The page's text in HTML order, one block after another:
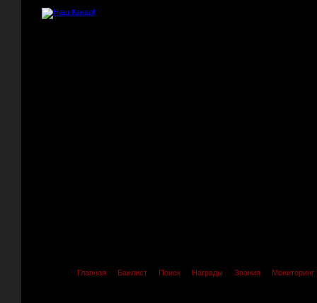
Главная Банлист Поиск Награды Звания Мониторинг